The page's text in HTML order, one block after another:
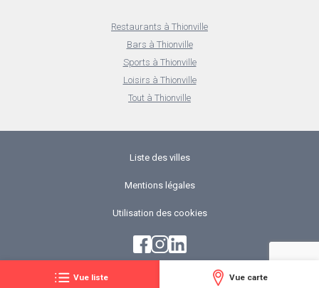
Vue liste Vue carte
Restaurants à Thionville
Bars à Thionville
Sports à Thionville
Loisirs à Thionville
Tout à Thionville
Liste des villes
Mentions légales
Utilisation des cookies